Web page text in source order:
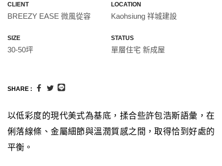
CLIENT
BREEZY EASE 微風從容
LOCATION
Kaohsiung 祥城建設
SIZE
30-50坪
STATUS
單層住宅 新成屋
SHARE :
以低彩度的現代美式為基底，揉合些許包浩斯語彙，在
俐落線條、金屬細節與溫潤質感之間，取得恰到好處的
平衡。